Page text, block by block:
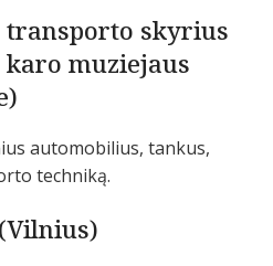
skyrius
muziejaus
automobilius, tankus,
techniką.